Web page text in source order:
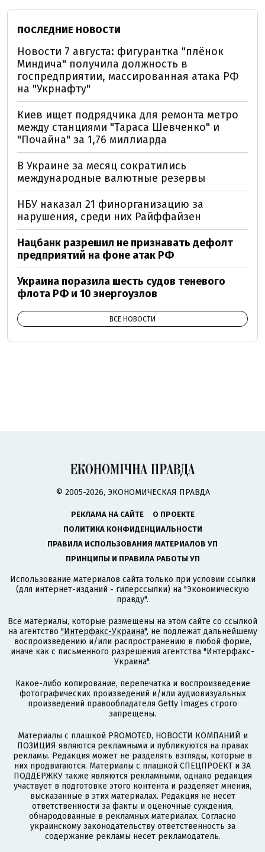
ПОСЛЕДНИЕ НОВОСТИ
Новости 7 августа: фигурантка "плёнок
Миндича" получила должность в
госпредприятии, массированная атака РФ
на "Укрнафту"
Киев ищет подрядчика для ремонта метро
между станциями "Тараса Шевченко" и
"Почайна" за 1,76 миллиарда
В Украине за месяц сократились
международные валютные резервы
НБУ наказал 21 финорганизацию за
нарушения, среди них Райффайзен
Нацбанк разрешил не признавать дефолт
предприятий на фоне атак РФ
Украина поразила шесть судов теневого
флота РФ и 10 энергоузлов
ВСЕ НОВОСТИ
© 2005-2026, ЭКОНОМИЧЕСКАЯ ПРАВДА
РЕКЛАМА НА САЙТЕ
О ПРОЕКТЕ
ПОЛИТИКА КОНФИДЕНЦИАЛЬНОСТИ
ПРАВИЛА ИСПОЛЬЗОВАНИЯ МАТЕРИАЛОВ УП
ПРИНЦИПЫ И ПРАВИЛА РАБОТЫ УП
Использование материалов сайта только при условии ссылки
(для интернет-изданий - гиперссылки) на "Экономическую
правду".
Все материалы, которые размещены на этом сайте со ссылкой
на агентство "Интерфакс-Украина", не подлежат дальнейшему
воспроизведению и/или распространению в любой форме,
иначе как с письменного разрешения агентства "Интерфакс-
Украина".
Какое-либо копирование, перепечатка и воспроизведение
фотографических произведений и/или аудиовизуальных
произведений правообладателя Getty Images строго
запрещены.
Материалы с плашкой PROMOTED, НОВОСТИ КОМПАНИЙ и
ПОЗИЦИЯ являются рекламными и публикуются на правах
рекламы. Редакция может не разделять взгляды, которые в
них продвигаются. Материалы с плашкой СПЕЦПРОЕКТ и ЗА
ПОДДЕРЖКУ также являются рекламными, однако редакция
участвует в подготовке этого контента и разделяет мнения,
высказанные в этих материалах. Редакция не несет
ответственности за факты и оценочные суждения,
обнародованные в рекламных материалах. Согласно
украинскому законодательству ответственность за
содержание рекламы несет рекламодатель.